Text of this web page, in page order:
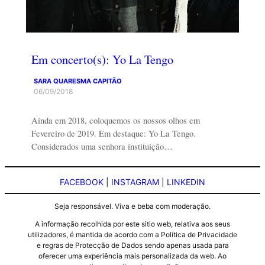
Em concerto(s): Yo La Tengo
SARA QUARESMA CAPITÃO
06/09/2018
Ainda em 2018, coloquemos os nossos olhos em
Fevereiro de 2019. Em destaque: Yo La Tengo.
Considerados uma senhora instituição…
FACEBOOK INSTAGRAM LINKEDIN
Seja responsável. Viva e beba com moderação.
A informação recolhida por este sitio web, relativa aos seus
utilizadores, é mantida de acordo com a Política de Privacidade
e regras de Protecção de Dados sendo apenas usada para
oferecer uma experiência mais personalizada da web. Ao